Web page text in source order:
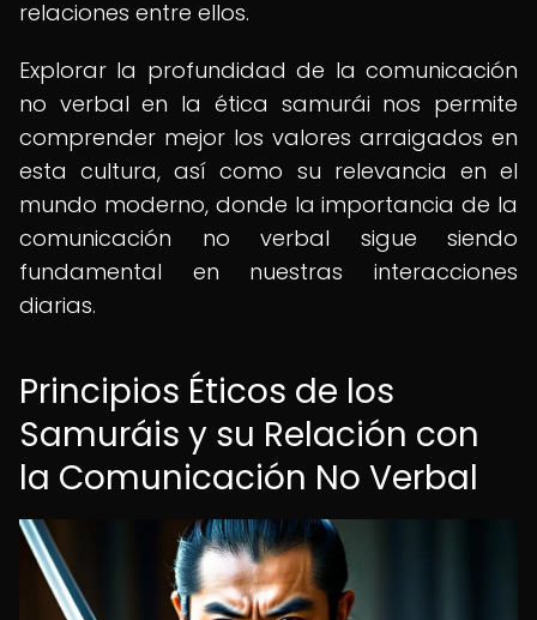
relaciones entre ellos.
Explorar la profundidad de la comunicación
no verbal en la ética samurái nos permite
comprender mejor los valores arraigados en
esta cultura, así como su relevancia en el
mundo moderno, donde la importancia de la
comunicación no verbal sigue siendo
fundamental en nuestras interacciones
diarias.
Principios Éticos de los
Samuráis y su Relación con
la Comunicación No Verbal